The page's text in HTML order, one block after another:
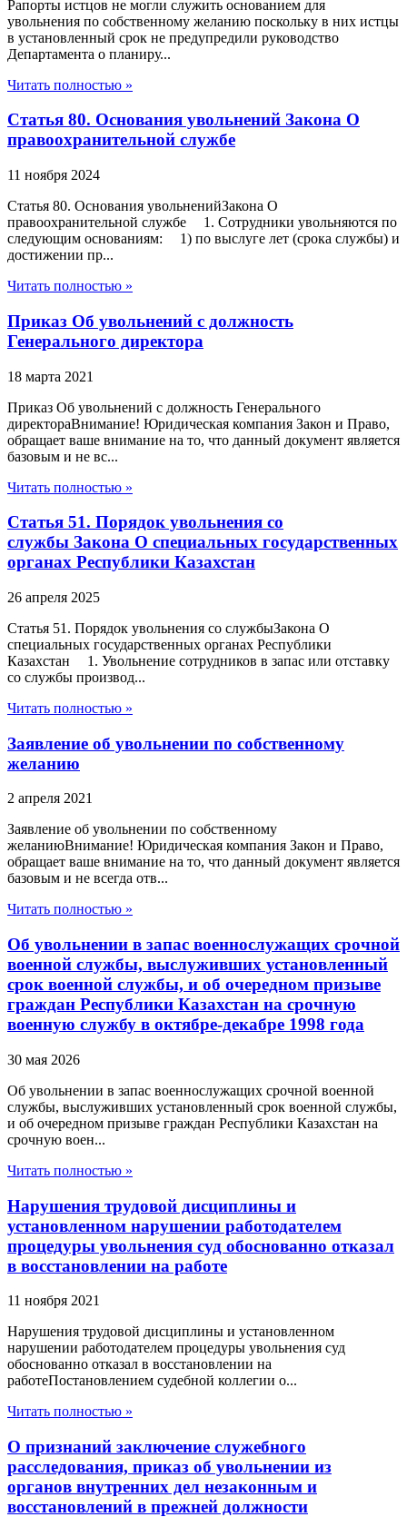
Рапорты истцов не могли служить основанием для
увольнения по собственному желанию поскольку в них истцы
в установленный срок не предупредили руководство
Департамента о планиру...
Читать полностью »
Статья 80. Основания увольнений Закона О
правоохранительной службе
11 ноября 2024
Статья 80. Основания увольненийЗакона О
правоохранительной службе 1. Сотрудники увольняются по
следующим основаниям: 1) по выслуге лет (срока службы) и
достижении пр...
Читать полностью »
Приказ Об увольнений с должность
Генерального директора
18 марта 2021
Приказ Об увольнений с должность Генерального
директораВнимание! Юридическая компания Закон и Право,
обращает ваше внимание на то, что данный документ является
базовым и не вс...
Читать полностью »
Статья 51. Порядок увольнения со
службы Закона О специальных государственных
органах Республики Казахстан
26 апреля 2025
Статья 51. Порядок увольнения со службыЗакона О
специальных государственных органах Республики
Казахстан 1. Увольнение сотрудников в запас или отставку
со службы производ...
Читать полностью »
Заявление об увольнении по собственному
желанию
2 апреля 2021
Заявление об увольнении по собственному
желаниюВнимание! Юридическая компания Закон и Право,
обращает ваше внимание на то, что данный документ является
базовым и не всегда отв...
Читать полностью »
Об увольнении в запас военнослужащих срочной
военной службы, выслуживших установленный
срок военной службы, и об очередном призыве
граждан Республики Казахстан на срочную
военную службу в октябре-декабре 1998 года
30 мая 2026
Об увольнении в запас военнослужащих срочной военной
службы, выслуживших установленный срок военной службы,
и об очередном призыве граждан Республики Казахстан на
срочную воен...
Читать полностью »
Нарушения трудовой дисциплины и
установленном нарушении работодателем
процедуры увольнения суд обоснованно отказал
в восстановлении на работе
11 ноября 2021
Нарушения трудовой дисциплины и установленном
нарушении работодателем процедуры увольнения суд
обоснованно отказал в восстановлении на
работеПостановлением судебной коллегии о...
Читать полностью »
О признаний заключение служебного
расследования, приказ об увольнении из
органов внутренних дел незаконным и
восстановлений в прежней должности